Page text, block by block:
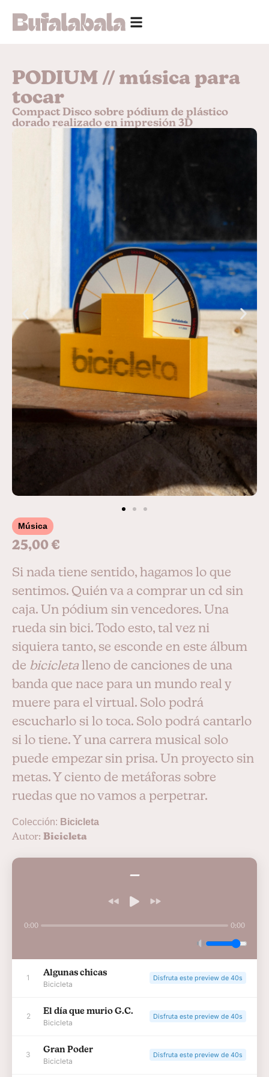
PODIUM // música para
tocar
Compact Disco sobre pódium de plástico
dorado realizado en impresión 3D
Música
25,00€
Si nada tiene sentido, hagamos lo que
sentimos. Quién va a comprar un cd sin
caja. Un pódium sin vencedores. Una
rueda sin bici. Todo esto, tal vez ni
siquiera tanto, se esconde en este álbum
de bicicletalleno de canciones de una
banda que nace para un mundo real y
muere para el virtual. Solo podrá
escucharlo si lo toca. Solo podrá cantarlo
si lo tiene. Y una carrera musical solo
puede empezar sin prisa. Un proyecto sin
metas. Y ciento de metáforas sobre
ruedas que no vamos a perpetrar.
Colección: Bicicleta
Autor: Bicicleta
—
0:00 0:00
1 Algunas chicas
Bicicleta
Disfruta este preview de 40s
2 El día que murio G.C.
Bicicleta
Disfruta este preview de 40s
3 Gran Poder
Bicicleta
Disfruta este preview de 40s